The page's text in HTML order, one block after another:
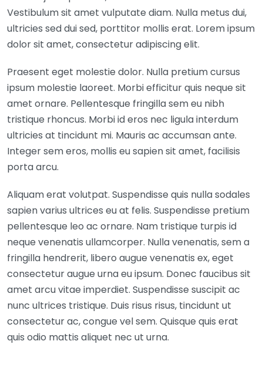
Vestibulum sit amet vulputate diam. Nulla metus dui,
ultricies sed dui sed, porttitor mollis erat. Lorem ipsum
dolor sit amet, consectetur adipiscing elit.
Praesent eget molestie dolor. Nulla pretium cursus
ipsum molestie laoreet. Morbi efficitur quis neque sit
amet ornare. Pellentesque fringilla sem eu nibh
tristique rhoncus. Morbi id eros nec ligula interdum
ultricies at tincidunt mi. Mauris ac accumsan ante.
Integer sem eros, mollis eu sapien sit amet, facilisis
porta arcu.
Aliquam erat volutpat. Suspendisse quis nulla sodales
sapien varius ultrices eu at felis. Suspendisse pretium
pellentesque leo ac ornare. Nam tristique turpis id
neque venenatis ullamcorper. Nulla venenatis, sem a
fringilla hendrerit, libero augue venenatis ex, eget
consectetur augue urna eu ipsum. Donec faucibus sit
amet arcu vitae imperdiet. Suspendisse suscipit ac
nunc ultrices tristique. Duis risus risus, tincidunt ut
consectetur ac, congue vel sem. Quisque quis erat
quis odio mattis aliquet nec ut urna.